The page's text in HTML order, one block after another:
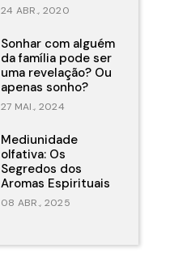
24 ABR., 2020
Sonhar com alguém
da família pode ser
uma revelação? Ou
apenas sonho?
27 MAI., 2024
Mediunidade
olfativa: Os
Segredos dos
Aromas Espirituais
08 ABR., 2025